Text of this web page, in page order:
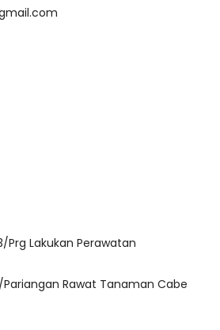
Prg Lakukan Perawatan
Rawat Tanaman Cabe